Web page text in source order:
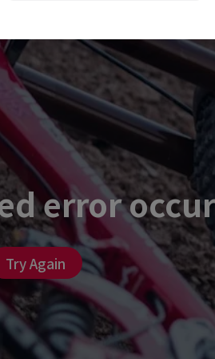
error
Try Again